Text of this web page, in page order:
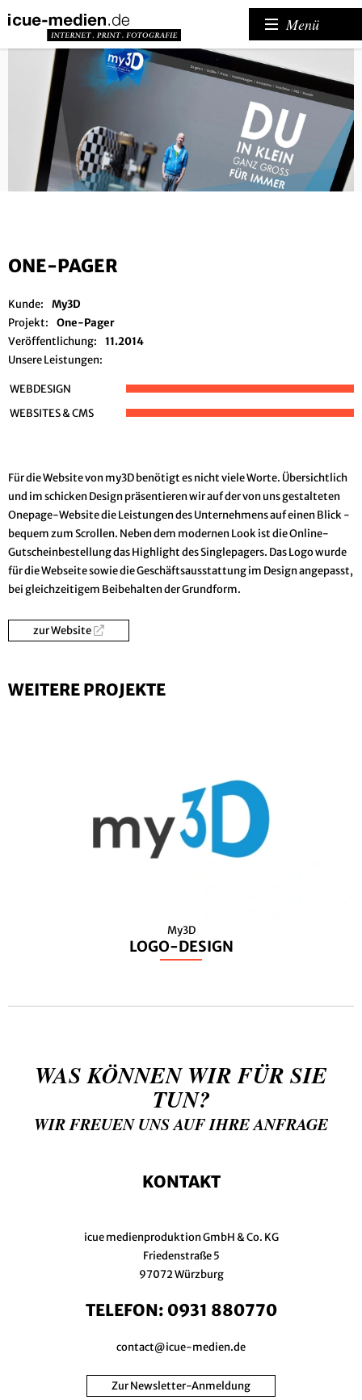
Menü
ONE-PAGER
Kunde:
My3D
Projekt:
One-Pager
Veröffentlichung:
11.2014
Unsere Leistungen:
WEBDESIGN
WEBSITES & CMS
Für die Website von my3D benötigt es nicht viele Worte. Übersichtlich
und im schicken Design präsentieren wir auf der von uns gestalteten
Onepage-Website die Leistungen des Unternehmens auf einen Blick -
bequem zum Scrollen. Neben dem modernen Look ist die Online-
Gutscheinbestellung das Highlight des Singlepagers. Das Logo wurde
für die Webseite sowie die Geschäftsausstattung im Design angepasst,
bei gleichzeitigem Beibehalten der Grundform.
zur Website
WEITERE PROJEKTE
My3D
LOGO-DESIGN
WAS KÖNNEN WIR FÜR SIE
TUN?
WIR FREUEN UNS AUF IHRE ANFRAGE
KONTAKT
icue medienproduktion GmbH & Co. KG
Friedenstraße 5
97072 Würzburg
TELEFON: 0931 880770
contact@icue-medien.de
Zur Newsletter-Anmeldung